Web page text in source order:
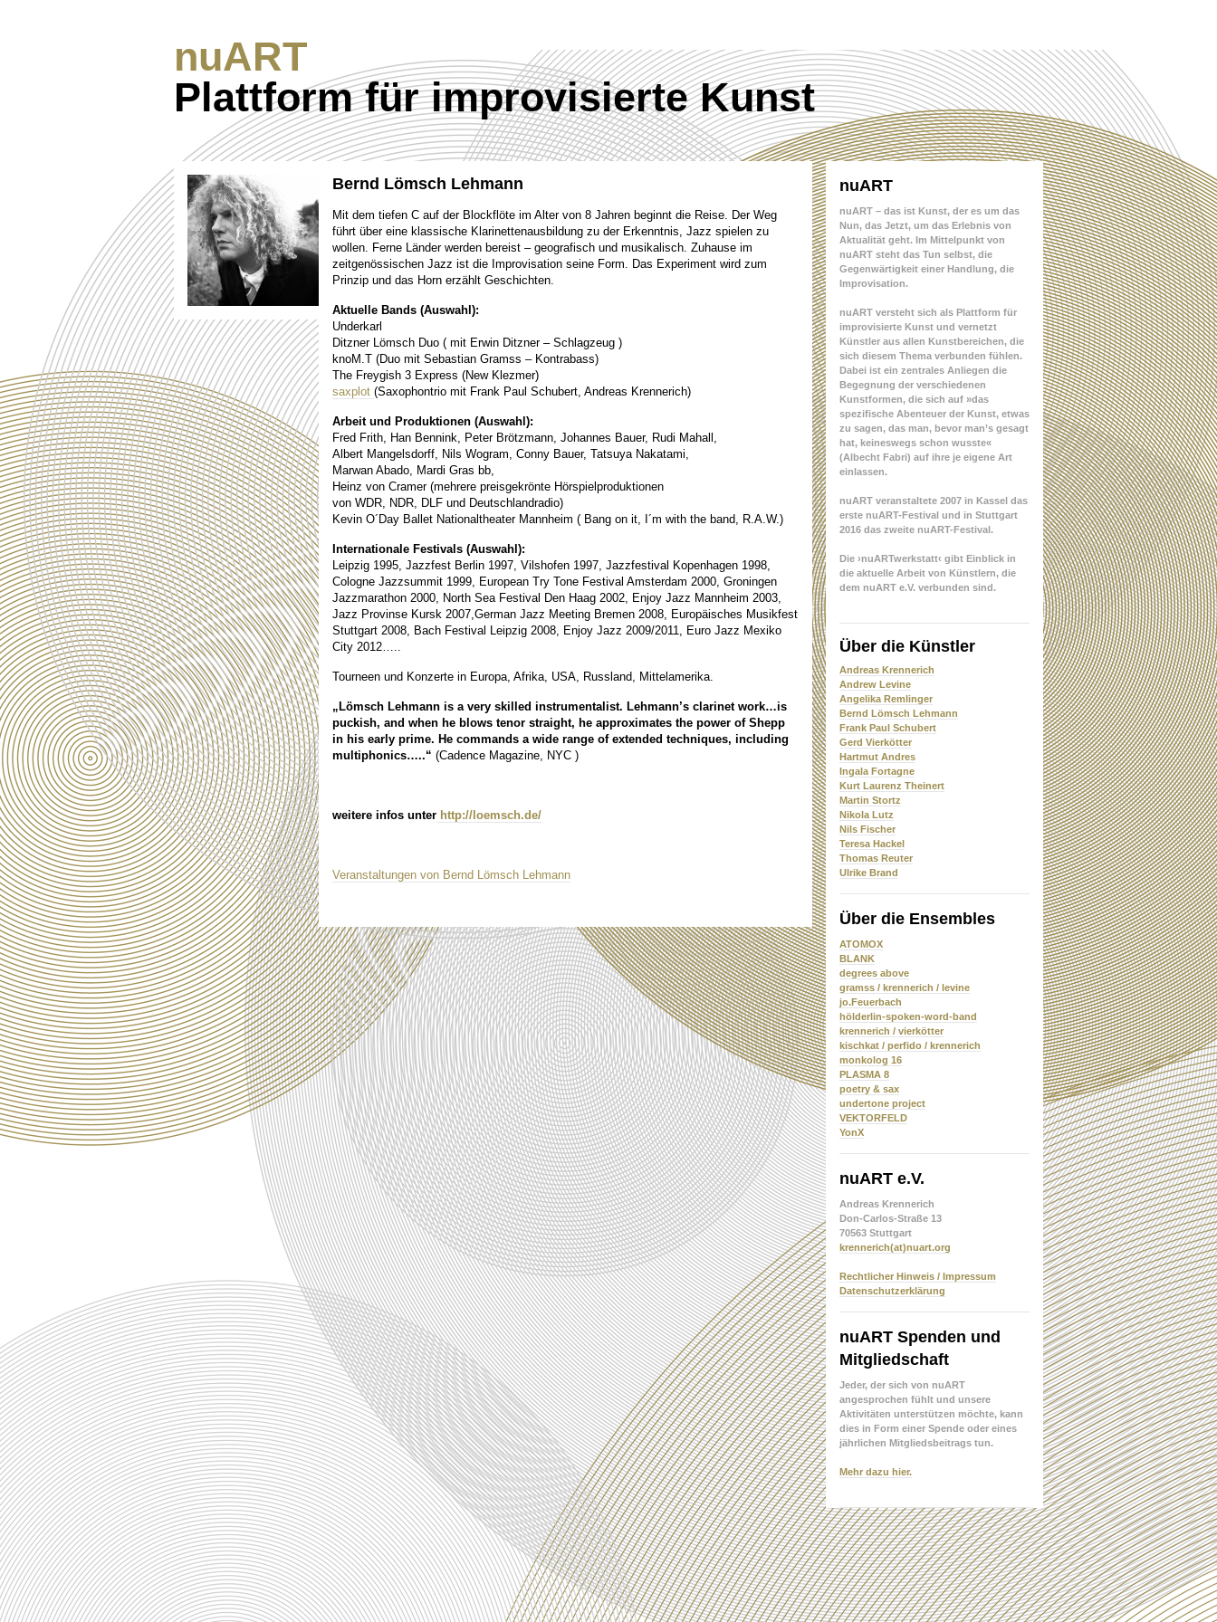
nuART
Plattform für improvisierte Kunst
Bernd Lömsch Lehmann
Mit dem tiefen C auf der Blockflöte im Alter von 8 Jahren beginnt die Reise. Der Weg
führt über eine klassische Klarinettenausbildung zu der Erkenntnis, Jazz spielen zu
wollen. Ferne Länder werden bereist – geografisch und musikalisch. Zuhause im
zeitgenössischen Jazz ist die Improvisation seine Form. Das Experiment wird zum
Prinzip und das Horn erzählt Geschichten.
Aktuelle Bands (Auswahl):
Underkarl
Ditzner Lömsch Duo ( mit Erwin Ditzner – Schlagzeug )
knoM.T (Duo mit Sebastian Gramss – Kontrabass)
The Freygish 3 Express (New Klezmer)
saxplot (Saxophontrio mit Frank Paul Schubert, Andreas Krennerich)
Arbeit und Produktionen (Auswahl):
Fred Frith, Han Bennink, Peter Brötzmann, Johannes Bauer, Rudi Mahall,
Albert Mangelsdorff, Nils Wogram, Conny Bauer, Tatsuya Nakatami,
Marwan Abado, Mardi Gras bb,
Heinz von Cramer (mehrere preisgekrönte Hörspielproduktionen
von WDR, NDR, DLF und Deutschlandradio)
Kevin O´Day Ballet Nationaltheater Mannheim ( Bang on it, I´m with the band, R.A.W.)
Internationale Festivals (Auswahl):
Leipzig 1995, Jazzfest Berlin 1997, Vilshofen 1997, Jazzfestival Kopenhagen 1998,
Cologne Jazzsummit 1999, European Try Tone Festival Amsterdam 2000, Groningen
Jazzmarathon 2000, North Sea Festival Den Haag 2002, Enjoy Jazz Mannheim 2003,
Jazz Provinse Kursk 2007,German Jazz Meeting Bremen 2008, Europäisches Musikfest
Stuttgart 2008, Bach Festival Leipzig 2008, Enjoy Jazz 2009/2011, Euro Jazz Mexiko
City 2012…..
Tourneen und Konzerte in Europa, Afrika, USA, Russland, Mittelamerika.
„Lömsch Lehmann is a very skilled instrumentalist. Lehmann’s clarinet work…is
puckish, and when he blows tenor straight, he approximates the power of Shepp
in his early prime. He commands a wide range of extended techniques, including
multiphonics…..“ (Cadence Magazine, NYC )
weitere infos unter http://loemsch.de/
Veranstaltungen von Bernd Lömsch Lehmann
nuART
nuART – das ist Kunst, der es um das
Nun, das Jetzt, um das Erlebnis von
Aktualität geht. Im Mittelpunkt von
nuART steht das Tun selbst, die
Gegenwärtigkeit einer Handlung, die
Improvisation.
nuART versteht sich als Plattform für
improvisierte Kunst und vernetzt
Künstler aus allen Kunstbereichen, die
sich diesem Thema verbunden fühlen.
Dabei ist ein zentrales Anliegen die
Begegnung der verschiedenen
Kunstformen, die sich auf »das
spezifische Abenteuer der Kunst, etwas
zu sagen, das man, bevor man’s gesagt
hat, keineswegs schon wusste«
(Albecht Fabri) auf ihre je eigene Art
einlassen.
nuART veranstaltete 2007 in Kassel das
erste nuART-Festival und in Stuttgart
2016 das zweite nuART-Festival.
Die ›nuARTwerkstatt‹ gibt Einblick in
die aktuelle Arbeit von Künstlern, die
dem nuART e.V. verbunden sind.
Über die Künstler
Andreas Krennerich
Andrew Levine
Angelika Remlinger
Bernd Lömsch Lehmann
Frank Paul Schubert
Gerd Vierkötter
Hartmut Andres
Ingala Fortagne
Kurt Laurenz Theinert
Martin Stortz
Nikola Lutz
Nils Fischer
Teresa Hackel
Thomas Reuter
Ulrike Brand
Über die Ensembles
ATOMOX
BLANK
degrees above
gramss / krennerich / levine
jo.Feuerbach
hölderlin-spoken-word-band
krennerich / vierkötter
kischkat / perfido / krennerich
monkolog 16
PLASMA 8
poetry & sax
undertone project
VEKTORFELD
YonX
nuART e.V.
Andreas Krennerich
Don-Carlos-Straße 13
70563 Stuttgart
krennerich(at)nuart.org
Rechtlicher Hinweis / Impressum
Datenschutzerklärung
nuART Spenden und
Mitgliedschaft
Jeder, der sich von nuART
angesprochen fühlt und unsere
Aktivitäten unterstützen möchte, kann
dies in Form einer Spende oder eines
jährlichen Mitgliedsbeitrags tun.
Mehr dazu hier.